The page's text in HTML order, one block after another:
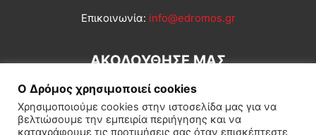
Επικοινωνία: info@edromos.gr
ΑΚΟΛΟΥΘΗΣΕ ΜΑΣ
Ο Δρόμος χρησιμοποιεί cookies
Χρησιμοποιούμε cookies στην ιστοσελίδα μας για να
βελτιώσουμε την εμπειρία περιήγησης και να
καταγράφουμε τις προτιμήσεις σας όταν επισκέπτεστε